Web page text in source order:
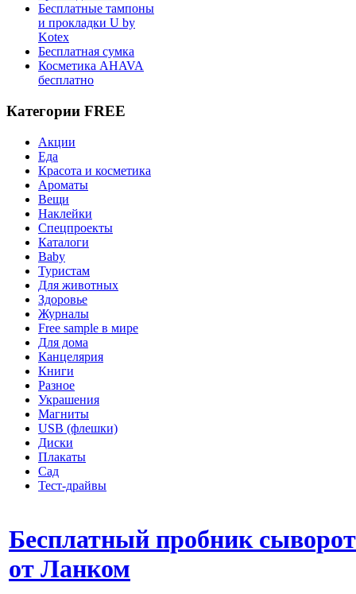
Бесплатные тампоны
и прокладки U by
Kotex
Бесплатная сумка
Косметика AHAVA
бесплатно
Категории FREE
Акции
Еда
Красота и косметика
Ароматы
Вещи
Наклейки
Спецпроекты
Каталоги
Baby
Туристам
Для животных
Здоровье
Журналы
Free sample в мире
Для дома
Канцелярия
Книги
Разное
Украшения
Магниты
USB (флешки)
Диски
Плакаты
Сад
Тест-драйвы
Бесплатный пробник
от Ланком